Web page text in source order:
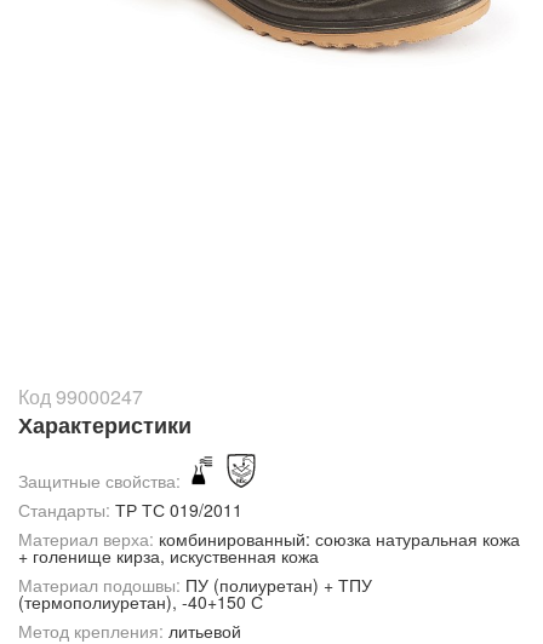
Код 99000247
Характеристики
Защитные свойства:
Стандарты: ТР ТС 019/2011
Материал верха: комбинированный: союзка натуральная кожа
+ голенище кирза, искуственная кожа
Материал подошвы: ПУ (полиуретан) + ТПУ
(термополиуретан), -40+150 С
Метод крепления: литьевой